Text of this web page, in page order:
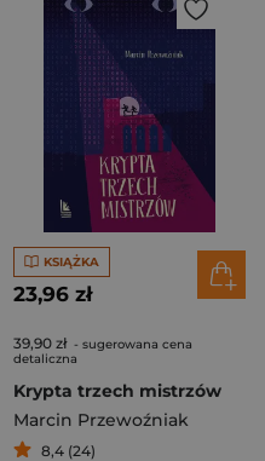
Borchard Anna
KSIĄŻKA
23,96 zł
39,90 zł - sugerowana cena
detaliczna
Krypta trzech mistrzów
Marcin Przewoźniak
8,4 (24)